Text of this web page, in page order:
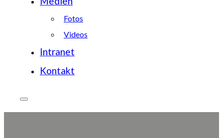
Fotos
Videos
Intranet
Kontakt